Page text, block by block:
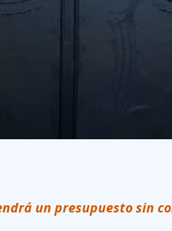
un presupuesto sin